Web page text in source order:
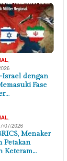
Israel dengan
Fase
07/2026
Menaker
Petakan
Keteram…